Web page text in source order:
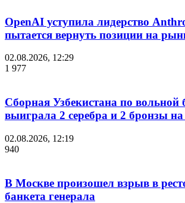
OpenAI уступила лидерство
пытается вернуть позиции на
02.08.2026, 12:29
1 977
Сборная Узбекистана по вольной
выиграла 2 серебра и 2 бронзы
02.08.2026, 12:19
940
В Москве произошел взрыв в
банкета генерала